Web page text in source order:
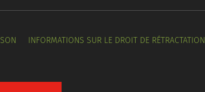
INFORMATIONS SUR LE DROIT DE RÉTRACTATION